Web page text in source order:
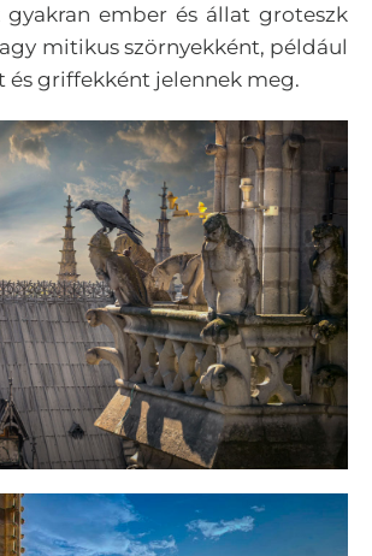
gyakran ember és állat groteszk
mitikus szörnyekként, például
és griffekként jelennek meg.